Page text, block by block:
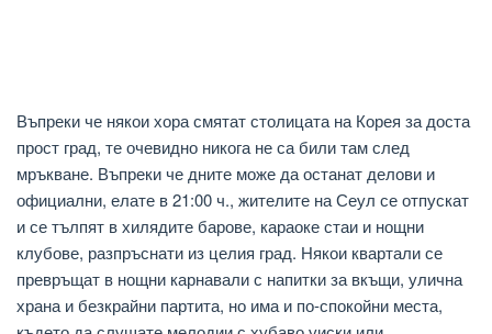
Въпреки че някои хора смятат столицата на Корея за доста
прост град, те очевидно никога не са били там след
мръкване. Въпреки че дните може да останат делови и
официални, елате в 21:00 ч., жителите на Сеул се отпускат
и се тълпят в хилядите барове, караоке стаи и нощни
клубове, разпръснати из целия град. Някои квартали се
превръщат в нощни карнавали с напитки за вкъщи, улична
храна и безкрайни партита, но има и по-спокойни места,